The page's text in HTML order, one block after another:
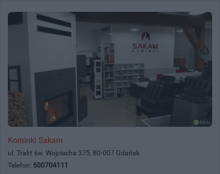
Kominki Sakam
ul. Trakt św. Wojciecha 375, 80-007 Gdańsk
Telefon: 500704111